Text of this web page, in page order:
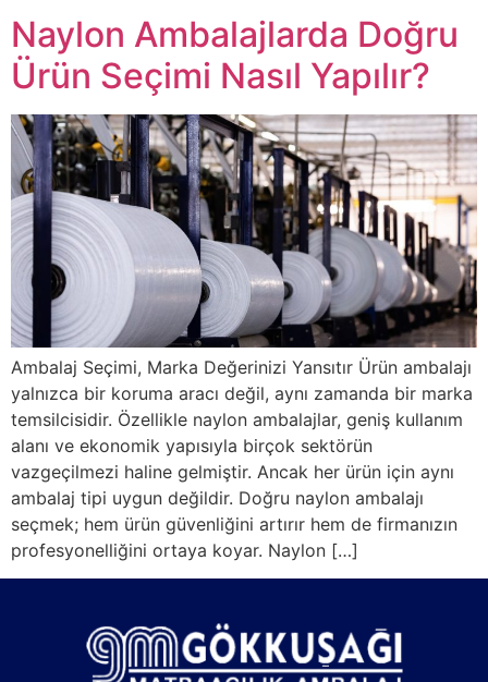
Naylon Ambalajlarda Doğru
Ürün Seçimi Nasıl Yapılır?
Ambalaj Seçimi, Marka Değerinizi Yansıtır Ürün ambalajı
yalnızca bir koruma aracı değil, aynı zamanda bir marka
temsilcisidir. Özellikle naylon ambalajlar, geniş kullanım
alanı ve ekonomik yapısıyla birçok sektörün
vazgeçilmezi haline gelmiştir. Ancak her ürün için aynı
ambalaj tipi uygun değildir. Doğru naylon ambalajı
seçmek; hem ürün güvenliğini artırır hem de firmanızın
profesyonelliğini ortaya koyar. Naylon […]